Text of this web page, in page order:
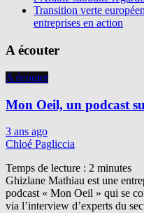
Transition verte
entreprises en action
A écouter
A écouter
Mon Oeil, un podcast
3 ans ago
Chloé Pagliccia
Temps de lecture : 2 minutes
Ghizlane Mathiau est une
podcast « Mon Oeil » qui se
via l’interview d’experts du